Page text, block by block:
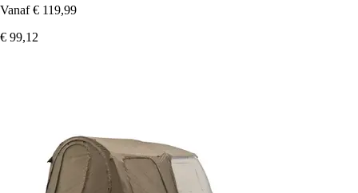
Vanaf € 119,99
€ 99,12